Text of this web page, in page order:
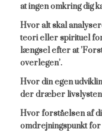
at ingen omkring dig
Hvor alt skal
teori eller spirituel
længsel efter at
overlegen’.
Hvor din egen
der dræber
Hvor forståelsen af
omdrejningspunkt for